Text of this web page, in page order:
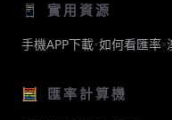
📱 實用資源
手機APP下載•如何看匯率•
🧮 匯率計算機